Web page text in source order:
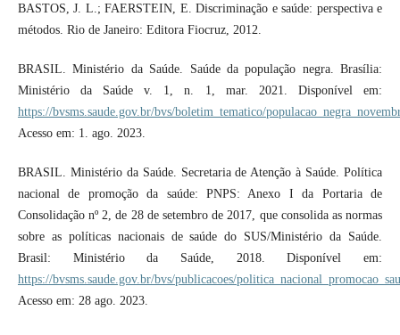
BASTOS, J. L.; FAERSTEIN, E. Discriminação e saúde: perspectiva e
métodos. Rio de Janeiro: Editora Fiocruz, 2012.
BRASIL. Ministério da Saúde. Saúde da população negra. Brasília:
Ministério da Saúde v. 1, n. 1, mar. 2021. Disponível em:
https://bvsms.saude.gov.br/bvs/boletim_tematico/
Acesso em: 1. ago. 2023.
BRASIL. Ministério da Saúde. Secretaria de Atenção à Saúde. Política
nacional de promoção da saúde: PNPS: Anexo I da Portaria de
Consolidação nº 2, de 28 de setembro de 2017, que consolida as normas
sobre as políticas nacionais de saúde do SUS/Ministério da Saúde.
Brasil: Ministério da Saúde, 2018. Disponível em:
https://bvsms.saude.gov.br/bvs/publicacoes/
Acesso em: 28 ago. 2023.